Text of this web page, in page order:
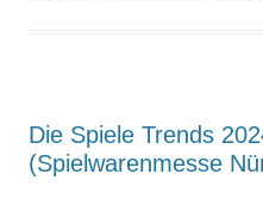
Die Spiele Trends
(Spielwarenmesse